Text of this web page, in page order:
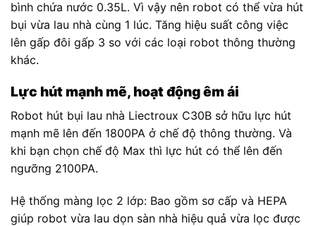
bình chứa nước 0.35L. Vì vậy nên robot có thể vừa hút
bụi vừa lau nhà cùng 1 lúc. Tăng hiệu suất công việc
lên gấp đôi gấp 3 so với các loại robot thông thường
khác.
Lực hút mạnh mẽ, hoạt động êm ái
Robot hút bụi lau nhà Liectroux C30B sở hữu lực hút
mạnh mẽ lên đến 1800PA ở chế độ thông thường. Và
khi bạn chọn chế độ Max thì lực hút có thể lên đến
ngưỡng 2100PA.
Hệ thống màng lọc 2 lớp: Bao gồm sơ cấp và HEPA
giúp robot vừa lau dọn sàn nhà hiệu quả vừa lọc được